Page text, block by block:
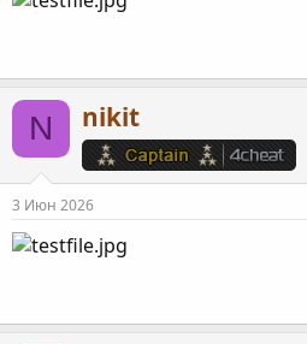
N nikit
3 Июн 2026